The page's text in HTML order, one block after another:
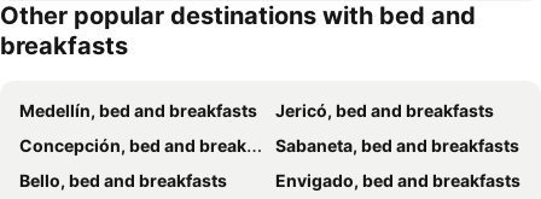
Komfort House Premium
Casa Aurea
Casa Selva
Olivo House Casa Hotel
Private Room Sabaneta
Hospedaje San Diego
Casa Almanik Hostel
Verde Primavera
Mayorca Homestay
Other popular destinations with bed and
breakfasts
Medellín, bed and breakfasts
Jericó, bed and breakfasts
Concepción, bed and breakfasts
Sabaneta, bed and breakfasts
Bello, bed and breakfasts
Envigado, bed and breakfasts